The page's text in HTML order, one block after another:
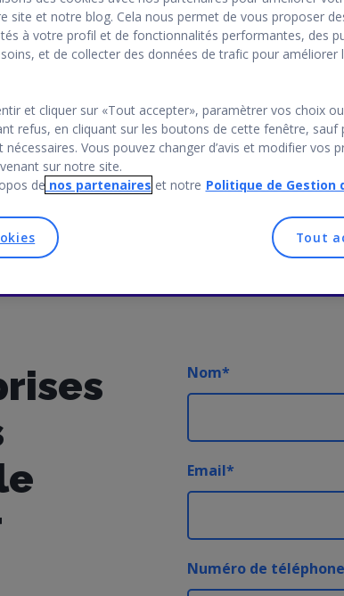
Nom*
Email*
Numéro de
site et notre blog. Cela nous permet de vous proposer
à votre profil et de fonctionnalités performantes, des
et de collecter des données de trafic pour améliorer
et cliquer sur «Tout accepter», paramètrer vos choix
refus, en cliquant sur les boutons de cette fenêtre, sauf
Vous pouvez changer d’avis et modifier vos
sur notre site.
de nos partenaires et notre Politique de Gestion
Tout